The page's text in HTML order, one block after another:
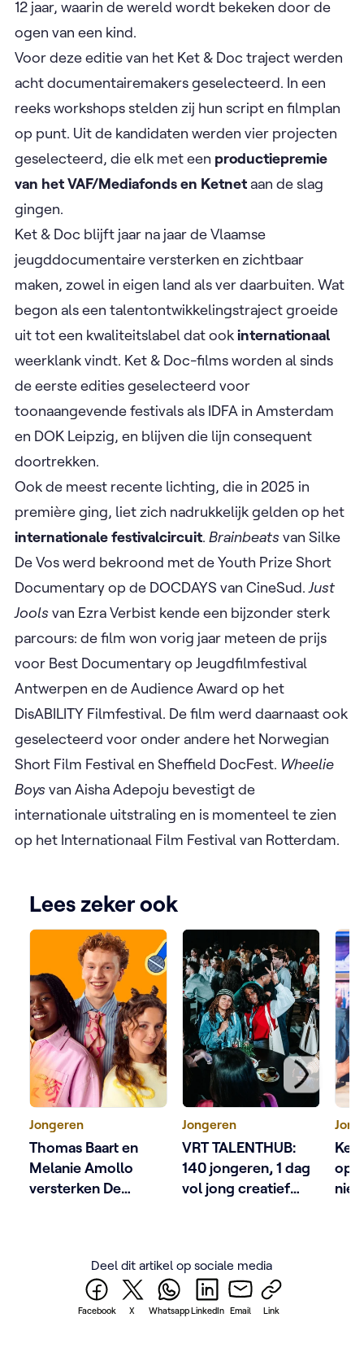
12 jaar, waarin de wereld wordt bekeken door de
ogen van een kind.
Voor deze editie van het Ket & Doc traject werden
acht documentairemakers geselecteerd. In een
reeks workshops stelden zij hun script en filmplan
op punt. Uit de kandidaten werden vier projecten
geselecteerd, die elk met een productiepremie
van het VAF/Mediafonds en Ketnet aan de slag
gingen.
Ket & Doc blijft jaar na jaar de Vlaamse
jeugddocumentaire versterken en zichtbaar
maken, zowel in eigen land als ver daarbuiten. Wat
begon als een talentontwikkelingstraject groeide
uit tot een kwaliteitslabel dat ookinternationaal
weerklank vindt. Ket & Doc-films worden al sinds
de eerste edities geselecteerd voor
toonaangevende festivals als IDFA in Amsterdam
en DOK Leipzig, en blijven die lijn consequent
doortrekken.
Ook de meest recente lichting, die in 2025 in
première ging, liet zich nadrukkelijk gelden op het
internationale festivalcircuit. Brainbeatsvan Silke
De Vos werd bekroond met de Youth Prize Short
Documentary op de DOCDAYS van CineSud.Just
Joolsvan Ezra Verbist kende een bijzonder sterk
parcours: de film won vorig jaar meteen de prijs
voor Best Documentary op Jeugdfilmfestival
Antwerpen en de Audience Award op het
DisABILITY Filmfestival. De film werd daarnaast ook
geselecteerd voor onder andere het Norwegian
Short Film Festival en Sheffield DocFest. Wheelie
Boysvan Aisha Adepoju bevestigt de
internationale uitstraling en is momenteel te zien
op het Internationaal Film Festival van Rotterdam.
Lees zeker ook
Jongeren
Thomas Baart en
Melanie Amollo
versterken De
Jongeren
VRT TALENTHUB:
140 jongeren, 1 dag
vol jong creatief
op
Deel dit artikel op sociale media
Facebook X WhatsappLinkedIn Email Link